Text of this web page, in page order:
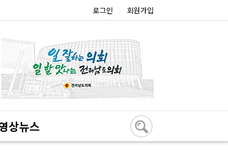
로그인 회원가입
상뉴스